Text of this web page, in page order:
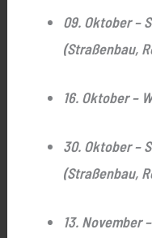
09. Oktober –
(Straßenbau,
16. Oktober –
30. Oktober –
(Straßenbau,
13. November